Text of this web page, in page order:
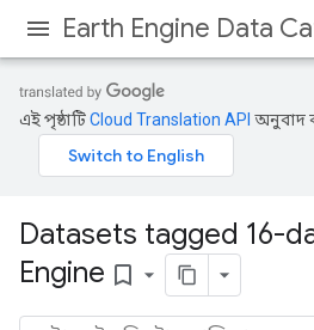
Earth Engine Data
এই পৃষ্ঠাটিCloud Translation API অনুবাদ
Datasets tagged 16-
Engine bookmark_border